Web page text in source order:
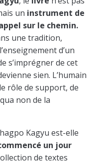
un instrument de
sur le chemin.
une tradition,
d’un
s’imprégner de cet
sien. L’humain
rôle de support, de
non de la
Kagyu est-elle
un jour
de textes